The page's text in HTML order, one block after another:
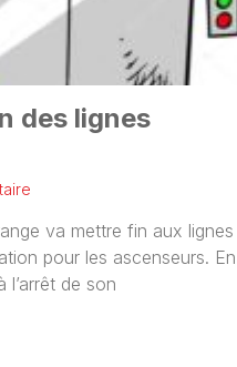
des lignes
va mettre fin aux lignes
pour les ascenseurs. En
de son